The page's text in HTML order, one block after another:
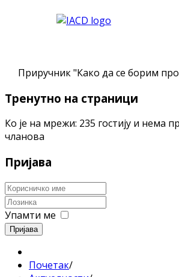
Приручник "Како да се борим
Тренутно на страници
Ко је на мрежи: 235 гостију и нема
чланова
Пријава
Упамти ме
Пријава
Почетак/